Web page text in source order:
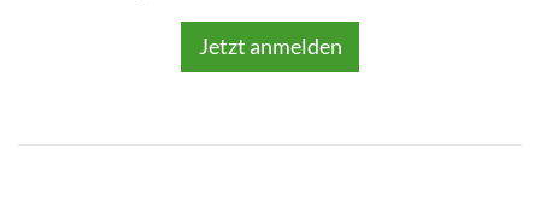
Jetzt anmelden